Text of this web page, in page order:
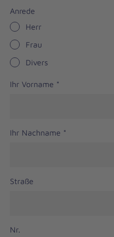
Anrede
Herr
Frau
Divers
Ihr Vorname *
Ihr Nachname *
Straße
Nr.